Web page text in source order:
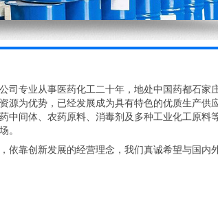
专业从事医药化工二十年，地处中国药都石家庄
源为优势，已经发展成为具有特色的优质生产供
中间体、农药原料、消毒剂及多种工业化工原料
。
靠创新发展的经营理念，我们真诚希望与国内